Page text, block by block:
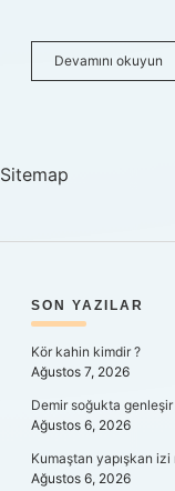
Devamını okuyun
Sitemap
SON YAZILAR
Kör kahin kimdir ?
Ağustos 7, 2026
Demir soğukta genleşir
Ağustos 6, 2026
Kumaştan yapışkan izi
Ağustos 6, 2026